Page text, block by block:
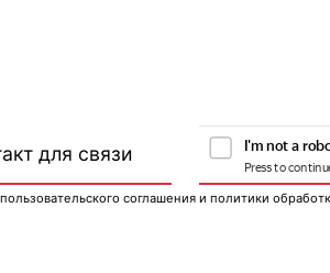
соглашения и политики